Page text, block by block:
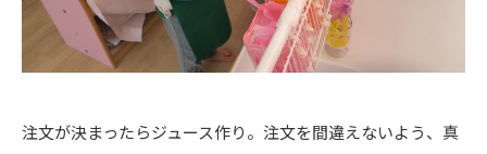
注文が決まったらジュース作り。注文を間違えないよう、真